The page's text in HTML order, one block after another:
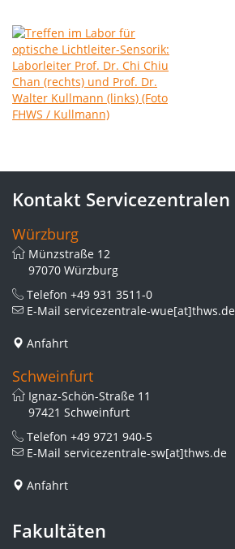
Kontakt Servicezentralen
Würzburg
Münzstraße 12
97070 Würzburg
Telefon +49 931 3511-0
E-Mail servicezentrale-wue[at]thws.de
Anfahrt
Schweinfurt
Ignaz-Schön-Straße 11
97421 Schweinfurt
Telefon +49 9721 940-5
E-Mail servicezentrale-sw[at]thws.de
Anfahrt
Fakultäten